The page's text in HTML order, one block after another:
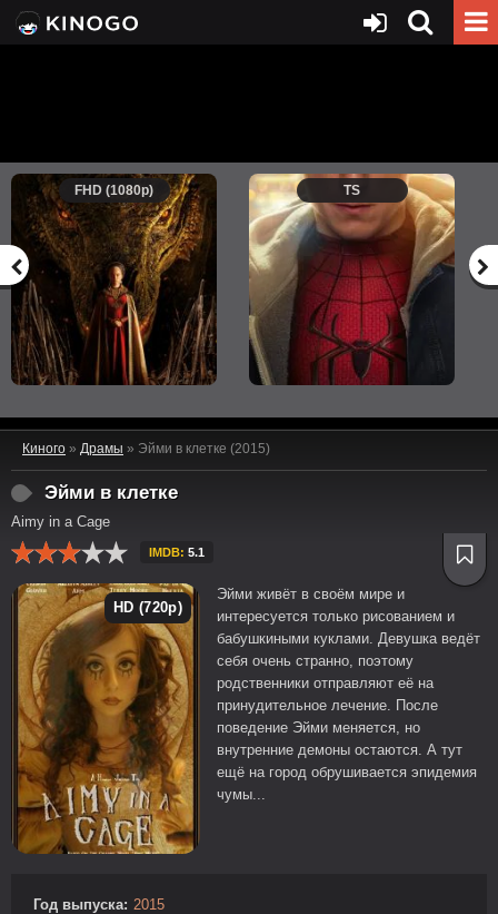
FHD (1080p) TS
Киного » Драмы » Эйми в клетке (2015)
Эйми в клетке
Aimy in a Cage
IMDB: 5.1
HD (720p)
Эйми живёт в своём мире и
интересуется только рисованием и
бабушкиными куклами. Девушка ведёт
себя очень странно, поэтому
родственники отправляют её на
принудительное лечение. После
поведение Эйми меняется, но
внутренние демоны остаются. А тут
ещё на город обрушивается эпидемия
чумы...
Год выпуска: 2015